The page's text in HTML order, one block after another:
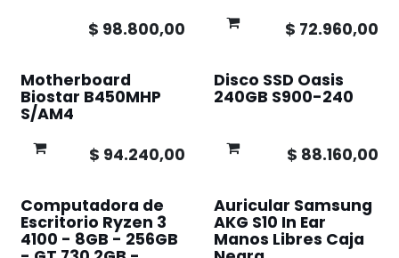
$ 98.800,00
$ 72.960,00
Motherboard
Biostar B450MHP
S/AM4
$ 94.240,00
Disco SSD Oasis
240GB S900-240
$ 88.160,00
Computadora de
Escritorio Ryzen 3
4100 - 8GB - 256GB
Auricular Samsung
AKG S10 In Ear
Manos Libres Caja